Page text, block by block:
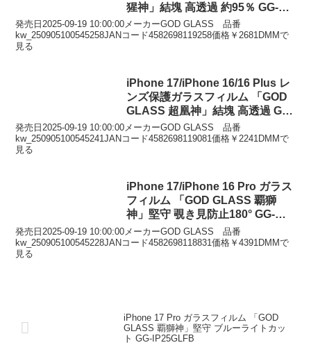
猩神」結塊 高透過 約95％ GG-
IL25GGLEN95
発売日2025-09-19 10:00:00メーカーGOD GLASS 品番
kw_250905100545258JANコード4582698119258価格￥2681DMMで
見る
iPhone 17/iPhone 16/16 Plus レ
ンズ保護ガラスフィルム 「GOD
GLASS 超凰神」結塊 高透過 GG-
IM25GLEN
発売日2025-09-19 10:00:00メーカーGOD GLASS 品番
kw_250905100545241JANコード4582698119081価格￥2241DMMで
見る
iPhone 17/iPhone 16 Pro ガラス
フィルム 「GOD GLASS 覇獅
神」堅守 覗き見防止180° GG-
IM25GLFN
発売日2025-09-19 10:00:00メーカーGOD GLASS 品番
kw_250905100545228JANコード4582698118831価格￥4391DMMで
見る
iPhone 17 Pro ガラスフィルム 「GOD
GLASS 覇獅神」堅守 ブルーライトカッ
ト GG-IP25GLFB